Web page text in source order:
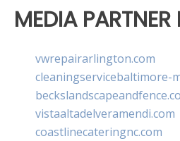
MEDIA PARTNER
vwrepairarlington.com
cleaningservicebaltimore-
vistaaltadelveramendi.com
coastlinecateringnc.com